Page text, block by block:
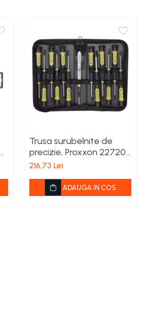
Trusa surubelnite de
precizie, Proxxon 22720,
13 piese
216,73 Lei
ADAUGA IN COS